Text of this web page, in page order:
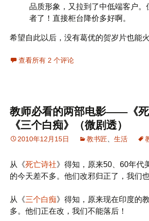
品质形象，又拉到了中低端客户。
者了！直接柜台降价多好啊。
希望自此以后，没有葛优的贺岁片也能火
查看所有 2 个评论
教师必看的两部电影——《
《三个白痴》（微剧透）
2010年12月15日 教书匠 生活
从《死亡诗社》得知，原来50、60年代
的今天差不多。他们改邪归正了，我们也
从《三个白痴》得知，原来现在印度的
多。他们正在改，我们不能落后！